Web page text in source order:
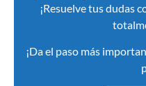
¡Resuelve tus dudas
¡Da el paso más